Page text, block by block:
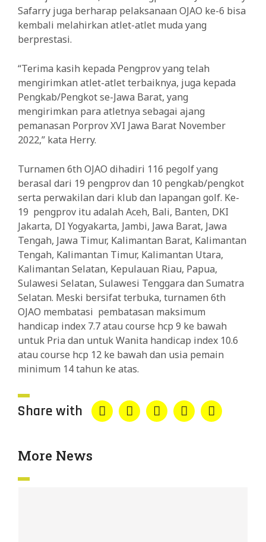
Safarry juga berharap pelaksanaan OJAO ke-6 bisa
kembali melahirkan atlet-atlet muda yang
berprestasi.
“Terima kasih kepada Pengprov yang telah
mengirimkan atlet-atlet terbaiknya, juga kepada
Pengkab/Pengkot se-Jawa Barat, yang
mengirimkan para atletnya sebagai ajang
pemanasan Porprov XVI Jawa Barat November
2022,” kata Herry.
Turnamen 6th OJAO dihadiri 116 pegolf yang
berasal dari 19 pengprov dan 10 pengkab/pengkot
serta perwakilan dari klub dan lapangan golf. Ke-
19 pengprov itu adalah Aceh, Bali, Banten, DKI
Jakarta, DI Yogyakarta, Jambi, Jawa Barat, Jawa
Tengah, Jawa Timur, Kalimantan Barat, Kalimantan
Tengah, Kalimantan Timur, Kalimantan Utara,
Kalimantan Selatan, Kepulauan Riau, Papua,
Sulawesi Selatan, Sulawesi Tenggara dan Sumatra
Selatan. Meski bersifat terbuka, turnamen 6th
OJAO membatasi pembatasan maksimum
handicap index 7.7 atau course hcp 9 ke bawah
untuk Pria dan untuk Wanita handicap index 10.6
atau course hcp 12 ke bawah dan usia pemain
minimum 14 tahun ke atas.
Share with
More News